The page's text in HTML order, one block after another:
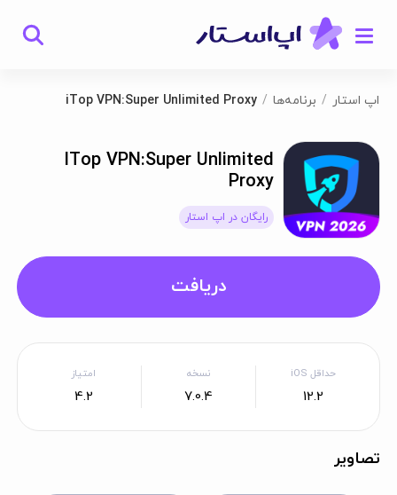
اپ استار برنامه‌ها iTop VPN:Super Unlimited Proxy
ITop VPN:Super Unlimited
Proxy
رایگان در اپ استار
دریافت
حداقل iOS
12.2
نسخه
7.0.4
امتیاز
4.2
تصاویر